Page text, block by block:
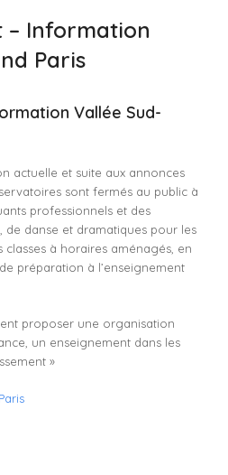
– Information
Paris
Vallée Sud-
actuelle et suite aux annonces
sont fermés au public à
professionnels et des
de danse et dramatiques pour les
classes à horaires aménagés, en
préparation à l’enseignement
proposer une organisation
un enseignement dans les
»